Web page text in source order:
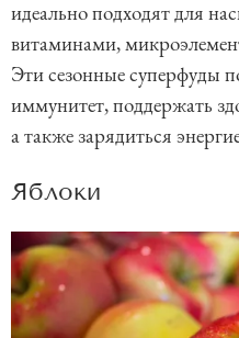
идеально подходят для
витаминами,
Эти сезонные суперфуды
иммунитет, поддержать
а также зарядиться
Яблоки